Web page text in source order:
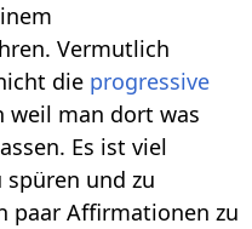
Vermutlich
die progressive
weil man dort was
Es ist viel
und zu
paar Affirmationen zu